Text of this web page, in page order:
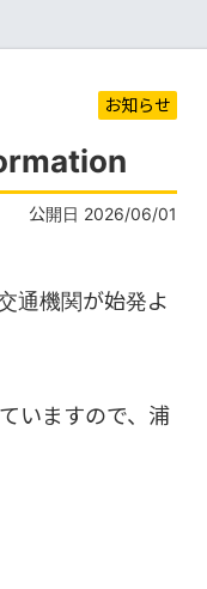
お知らせ
公開日 2026/06/01
通機関が始発よ
いますので、浦